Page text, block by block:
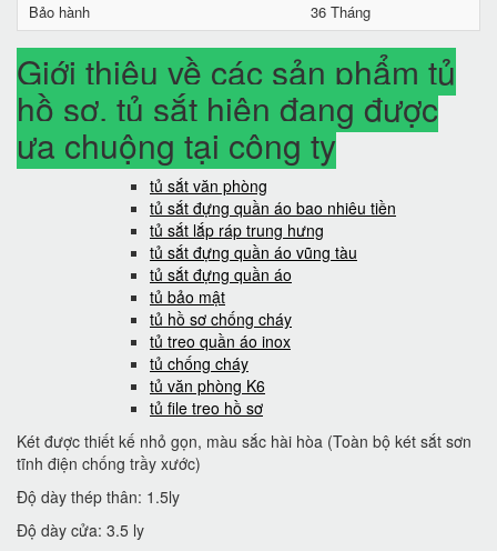
Bảo hành
36 Tháng
Giới thiệu về các sản phẩm tủ
hồ sơ, tủ sắt hiện đang được
ưa chuộng tại công ty
tủ sắt văn phòng
tủ sắt đựng quần áo bao nhiêu tiền
tủ sắt lắp ráp trung hưng
tủ sắt đựng quần áo vũng tàu
tủ sắt đựng quần áo
tủ bảo mật
tủ hồ sơ chống cháy
tủ treo quần áo inox
tủ chống cháy
tủ văn phòng K6
tủ file treo hồ sơ
Két được thiết kế nhỏ gọn, màu sắc hài hòa (Toàn bộ két sắt sơn
tĩnh điện chống trầy xước)
Độ dày thép thân: 1.5ly
Độ dày cửa: 3.5 ly